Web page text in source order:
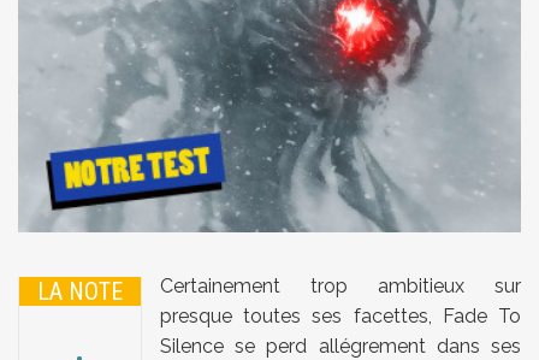
LA NOTE
Certainement trop ambitieux sur
presque toutes ses facettes, Fade To
Silence se perd allégrement dans ses